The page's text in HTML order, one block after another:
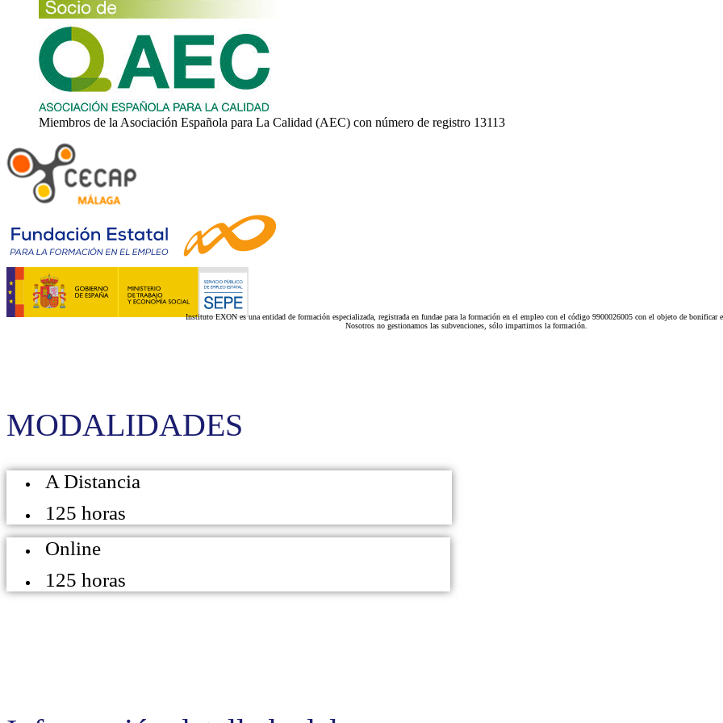
Miembros de la Asociación Española para La Calidad (AEC) con número de registro 13113
Instituto EXON es una entidad de formación especializada, registrada en fundae para la formación en el empleo con el código 9900026005 con el objeto de bonificar
Nosotros no gestionamos las subvenciones, sólo impartimos la formación.
MODALIDADES
A Distancia
125 horas
Online
125 horas